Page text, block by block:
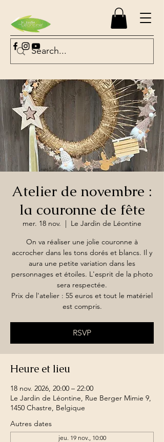
Atelier de novembre :
la couronne de fête
mer. 18 nov.
  |
Le Jardin de Léontine
On va réaliser une jolie couronne à
accrocher dans les tons dorés et blancs. Il y
aura une petite variation dans les
personnages et étoiles. L'esprit de la photo
sera respectée.
Prix de l'atelier : 55 euros et tout le matériel
est compris.
RSVP
Heure et lieu
18 nov. 2026, 20:00 – 22:00
Le Jardin de Léontine, Rue Berger Mimie 9,
1450 Chastre, Belgique
Autres dates
jeu. 19 nov., 10:00